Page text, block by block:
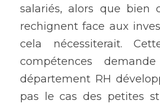
salariés, alors que bien
rechignent face aux
cela nécessiterait.
compétences
département RH
pas le cas des petites